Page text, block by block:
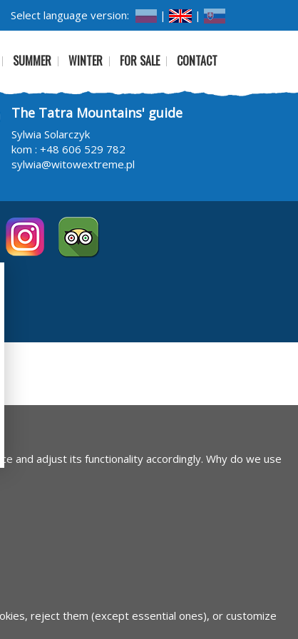
Select language version: | |
SUMMER WINTER FOR SALE CONTACT
The Tatra Mountains' guide
Sylwia Solarczyk
kom : +48 606 529 782
sylwia@witowextreme.pl
and adjust its functionality accordingly. Why do we use
reject them (except essential ones), or customize